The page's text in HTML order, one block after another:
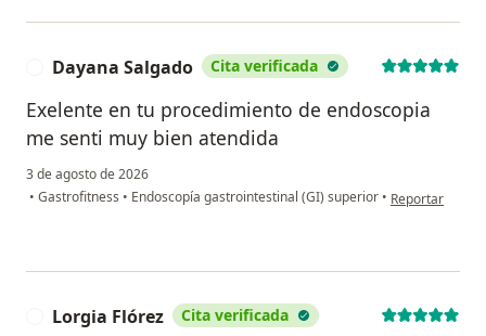
Dayana Salgado Cita verificada
Exelente en tu procedimiento de endoscopia
me senti muy bien atendida
3 de agosto de 2026
• Gastrofitness • Endoscopía gastrointestinal (GI) superior • en opinión del
Reportar
Lorgia Flórez Cita verificada